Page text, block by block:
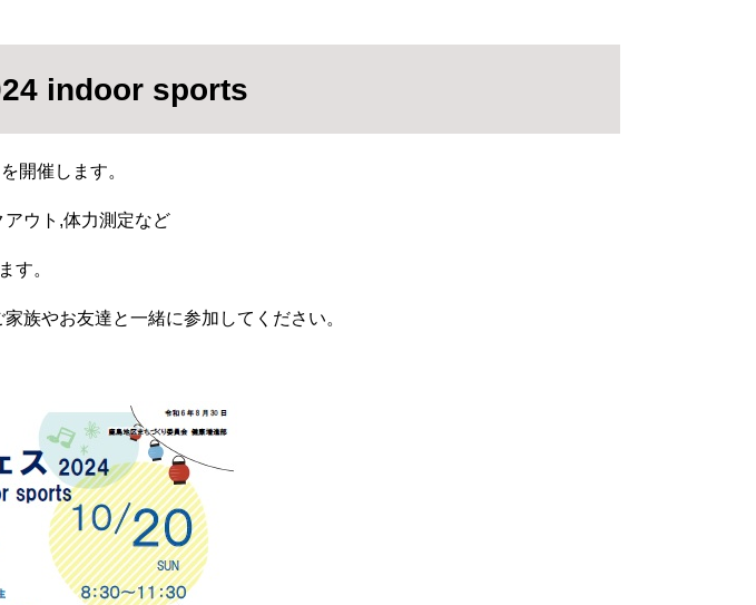
indoor sports
開催します。
ウト,体力測定など
す。
族やお友達と一緒に参加してください。